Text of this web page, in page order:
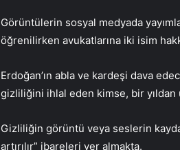
Görüntülerin sosyal medyada
öğrenilirken avukatlarına iki isim
Erdoğan’ın abla ve kardeşi dava
gizliliğini ihlal eden kimse, bir yıldan
Gizliliğin görüntü veya seslerin
artırılır” ibareleri yer almakta.